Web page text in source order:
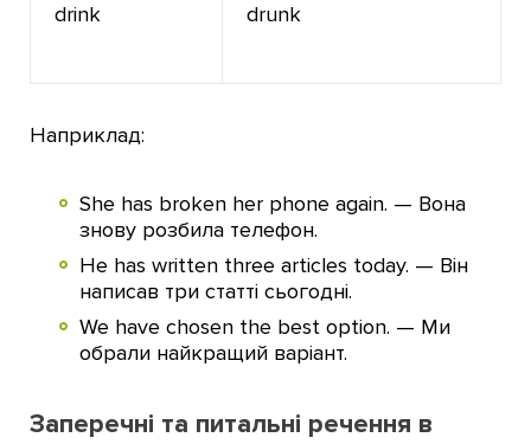
drink drunk
Наприклад:
She has broken her phone again. — Вона
знову розбила телефон.
He has written three articles today. — Він
написав три статті сьогодні.
We have chosen the best option. — Ми
обрали найкращий варіант.
Заперечні та питальні речення в